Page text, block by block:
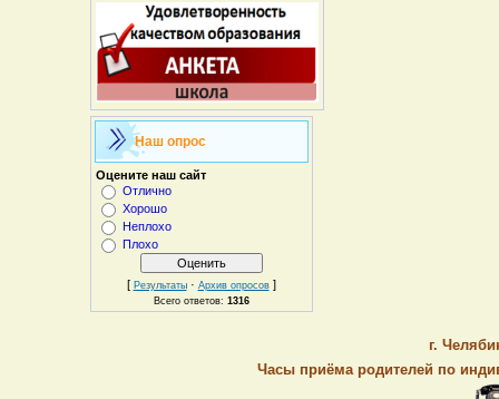
Наш опрос
Оцените наш сайт
Отлично
Хорошо
Неплохо
Плохо
[ Результаты· Архив опросов]
Всего ответов: 1316
г.
Часы приёма родителей по